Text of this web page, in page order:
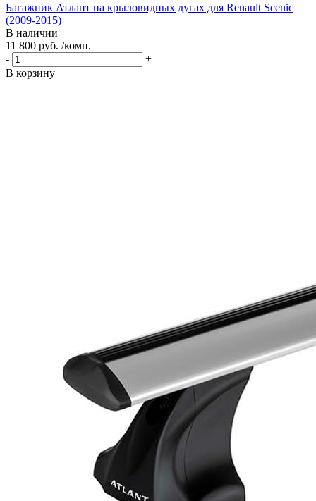
Багажник Атлант на крыловидных дугах для Renault Scenic
(2009-2015)
В наличии
11 800 руб. /комп.
-
+
В корзину